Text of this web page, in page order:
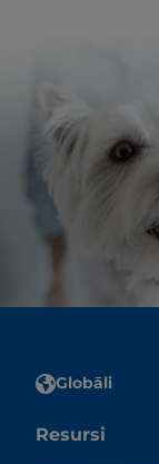
Globāli
Resursi